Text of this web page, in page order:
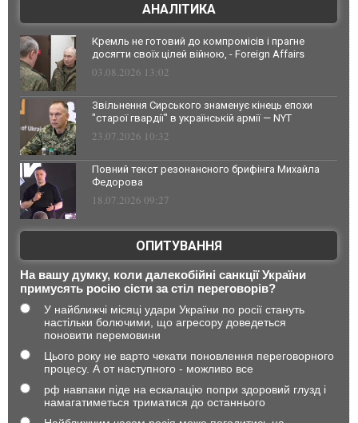
АНАЛІТИКА
Кремль не готовий до компромісів і прагне
досягти своїх цілей війною, - Foreign Affairs
03.08.2026 13:02
Звільнення Сирського знаменує кінець епохи
"старої гвардії" в українській армії — NYT
23.07.2026 10:32
Повний текст резонансного брифінга Михайла
Федорова
18.07.2026 09:27
ОПИТУВАННЯ
На вашу думку, коли далекобійні санкції України
примусять росію сісти за стіл переговорів?
У найближчі місяці удари України по росії стануть
настільки болючими, що агресору доведеться
поновити перемовини
Цього року не варто чекати поновлення переговорного
процесу. А от наступного - можливо все
рф навпаки піде на ескалацію попри здоровий глузд і
намагатиметься триматися до останнього